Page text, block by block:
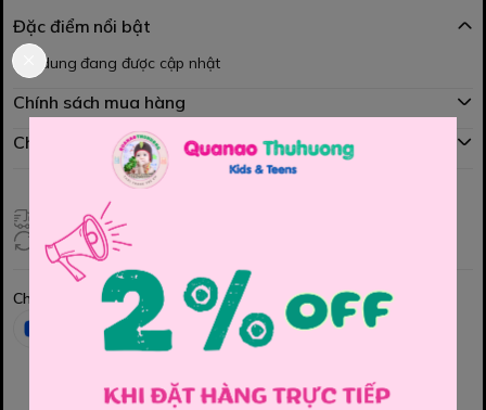
Đặc điểm nổi bật
Nội dung đang được cập nhật
Chính sách mua hàng
Chính sách đổi hàng
Giao hàng toàn quốc
Đổi hàng 3 ngày (HCM), 7 ngày (Tỉnh)
Chia sẻ